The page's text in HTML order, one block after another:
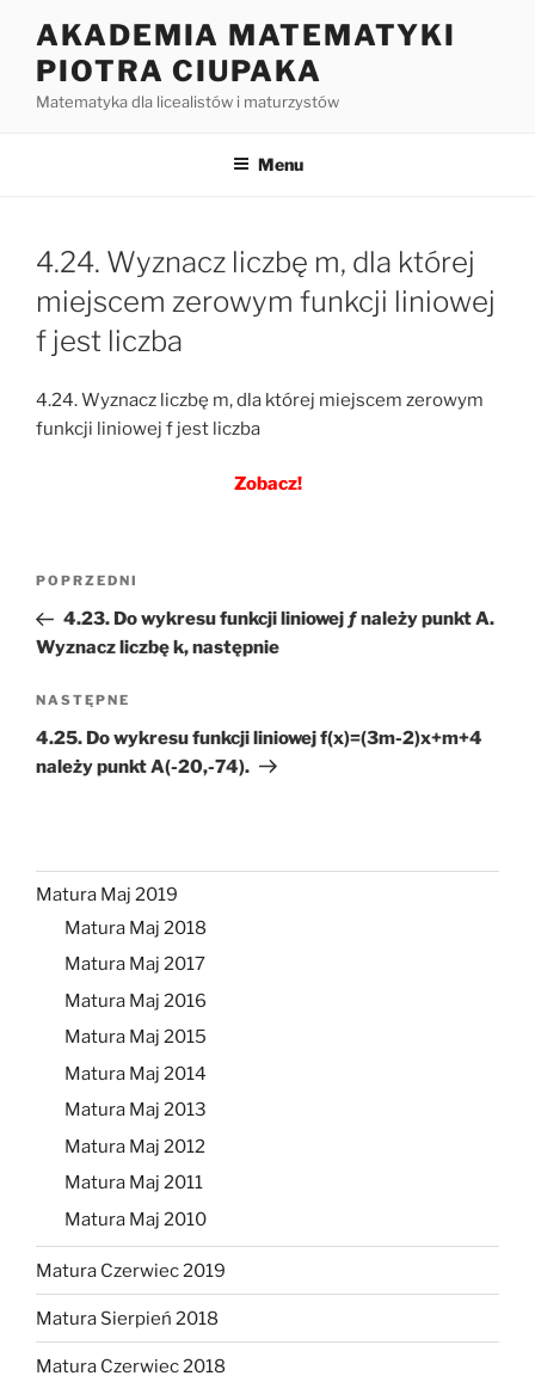
treści
AKADEMIA MATEMATYKI
PIOTRA CIUPAKA
Matematyka dla licealistów i maturzystów
Menu
4.24. Wyznacz liczbę m, dla której
miejscem zerowym funkcji liniowej
f jest liczba
4.24. Wyznacz liczbę m, dla której miejscem zerowym
funkcji liniowej f jest liczba
Zobacz!
Nawigacja
Poprzedni
wpis
POPRZEDNI
4.23. Do wykresu funkcji liniowej ƒ należy punkt A.
Wyznacz liczbę k, następnie
Następny
wpis
NASTĘPNE
4.25. Do wykresu funkcji liniowej f(x)=(3m-2)x+m+4
należy punkt A(-20,-74).
Matura Maj 2019
Matura Maj 2018
Matura Maj 2017
Matura Maj 2016
Matura Maj 2015
Matura Maj 2014
Matura Maj 2013
Matura Maj 2012
Matura Maj 2011
Matura Maj 2010
Matura Czerwiec 2019
Matura Sierpień 2018
Matura Czerwiec 2018